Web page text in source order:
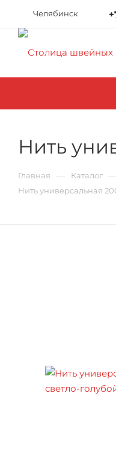
Челябинск
Нить
Главная Каталог
Нить универсальная